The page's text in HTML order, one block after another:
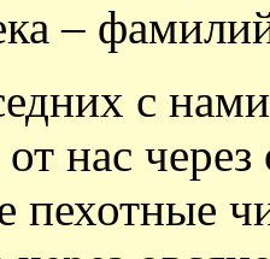
–
с
нас
пехотные